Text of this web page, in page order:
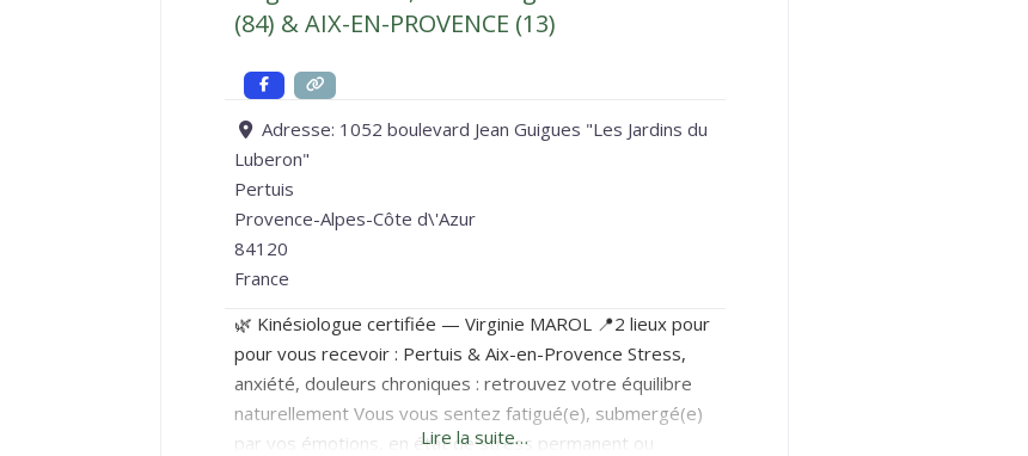
(84) & AIX-EN-PROVENCE (13)
Adresse: 1052 boulevard Jean Guigues "Les Jardins du
Luberon"
Pertuis
Provence-Alpes-Côte d\'Azur
84120
France
🌿 Kinésiologue certifiée — Virginie MAROL 📍2 lieux pour
pour vous recevoir : Pertuis & Aix-en-Provence Stress,
anxiété, douleurs chroniques : retrouvez votre équilibre
naturellement Vous vous sentez fatigué(e), submergé(e)
par vos émotions, en état de stress permanent ou
Lire la suite…